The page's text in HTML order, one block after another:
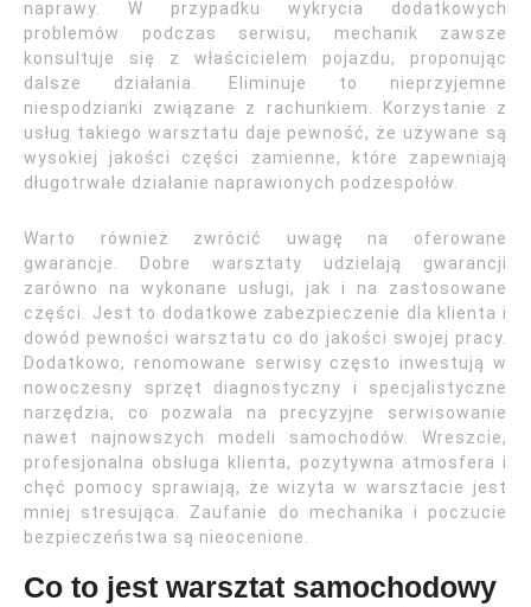
naprawy. W przypadku wykrycia dodatkowych
problemów podczas serwisu, mechanik zawsze
konsultuje się z właścicielem pojazdu, proponując
dalsze działania. Eliminuje to nieprzyjemne
niespodzianki związane z rachunkiem. Korzystanie z
usług takiego warsztatu daje pewność, że używane są
wysokiej jakości części zamienne, które zapewniają
długotrwałe działanie naprawionych podzespołów.
Warto również zwrócić uwagę na oferowane
gwarancje. Dobre warsztaty udzielają gwarancji
zarówno na wykonane usługi, jak i na zastosowane
części. Jest to dodatkowe zabezpieczenie dla klienta i
dowód pewności warsztatu co do jakości swojej pracy.
Dodatkowo, renomowane serwisy często inwestują w
nowoczesny sprzęt diagnostyczny i specjalistyczne
narzędzia, co pozwala na precyzyjne serwisowanie
nawet najnowszych modeli samochodów. Wreszcie,
profesjonalna obsługa klienta, pozytywna atmosfera i
chęć pomocy sprawiają, że wizyta w warsztacie jest
mniej stresująca. Zaufanie do mechanika i poczucie
bezpieczeństwa są nieocenione.
Co to jest warsztat samochodowy